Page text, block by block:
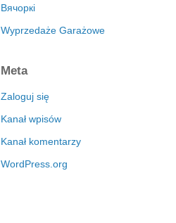
Вячоркі
Wyprzedaże Garażowe
Meta
Zaloguj się
Kanał wpisów
Kanał komentarzy
WordPress.org